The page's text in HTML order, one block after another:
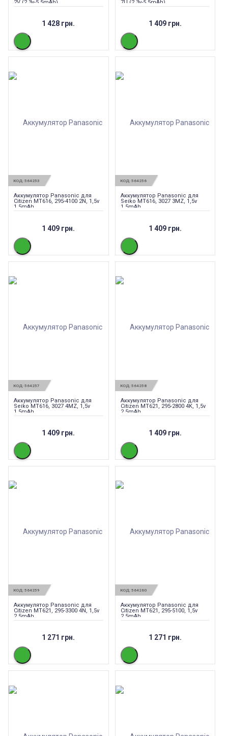
2V (2,3v-5,5mAh)
1 428 грн.
7U (2,3v-5,5mAh)
1 409 грн.
КОД: 564253
Аккумулятор Panasonic для
Citizen MT616, 295-4100 2N, 1,5v
1,5mAh
1 409 грн.
КОД: 564256
Аккумулятор Panasonic для
Seiko MT616, 3027 3MZ, 1,5v
1,5mAh
1 409 грн.
КОД: 564257
Аккумулятор Panasonic для
Seiko MT616, 3027 4MZ, 1,5v
1,5mAh
1 409 грн.
КОД: 564258
Аккумулятор Panasonic для
Citizen MT621, 295-2800 4K, 1,5v
2,5mAh
1 409 грн.
КОД: 564259
Аккумулятор Panasonic для
Citizen MT621, 295-3300 4N, 1,5v
2,5mAh
1 271 грн.
КОД: 564260
Аккумулятор Panasonic для
Citizen MT621, 295-5100, 1,5v
2,5mAh
1 271 грн.